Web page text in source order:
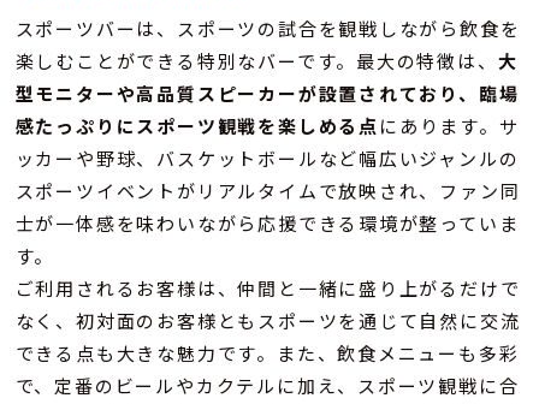
スポーツバーは、スポーツの試合を観戦しながら飲食を
楽しむことができる特別なバーです。最大の特徴は、 大
型モニターや高品質スピーカーが設置されており、臨場
感たっぷりにスポーツ観戦を楽しめる点 にあります。サ
ッカーや野球、バスケットボールなど幅広いジャンルの
スポーツイベントがリアルタイムで放映され、ファン同
士が一体感を味わいながら応援できる環境が整っていま
す。
ご利用されるお客様は、仲間と一緒に盛り上がるだけで
なく、初対面のお客様ともスポーツを通じて自然に交流
できる点も大きな魅力です。また、飲食メニューも多彩
で、定番のビールやカクテルに加え、スポーツ観戦に合